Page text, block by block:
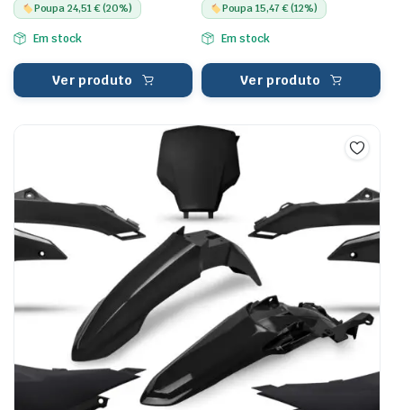
Poupa 24,51 € (20%)
Em stock
Ver produto
Poupa 15,47 € (12%)
Em stock
Ver produto